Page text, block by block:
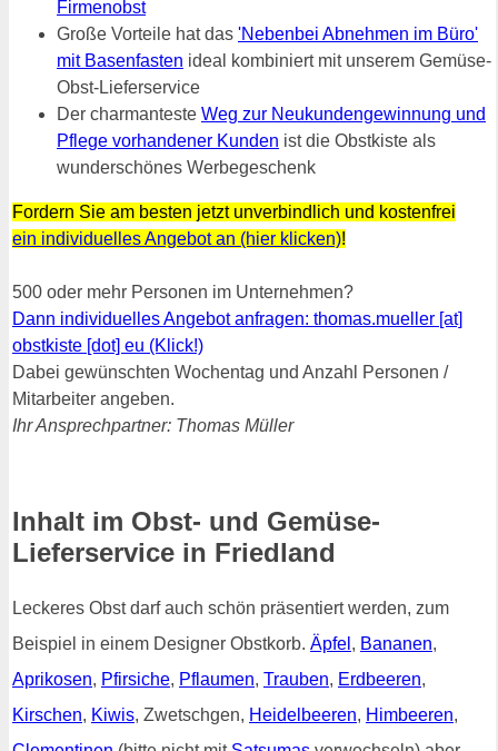
Firmenobst
Große Vorteile hat das 'Nebenbei Abnehmen im Büro'
mit Basenfasten ideal kombiniert mit unserem Gemüse-
Obst-Lieferservice
Der charmanteste Weg zur Neukundengewinnung und
Pflege vorhandener Kunden ist die Obstkiste als
wunderschönes Werbegeschenk
Fordern Sie am besten jetzt unverbindlich und kostenfrei
ein individuelles Angebot an (hier klicken)!
500 oder mehr Personen im Unternehmen?
Dann individuelles Angebot anfragen: thomas.mueller [at]
obstkiste [dot] eu (Klick!)
Dabei gewünschten Wochentag und Anzahl Personen /
Mitarbeiter angeben.
Ihr Ansprechpartner: Thomas Müller
Inhalt im Obst- und Gemüse-
Lieferservice in Friedland
Leckeres Obst darf auch schön präsentiert werden, zum
Beispiel in einem Designer Obstkorb. Äpfel , Bananen,
Aprikosen, Pfirsiche, Pflaumen, Trauben, Erdbeeren,
Kirschen, Kiwis, Zwetschgen, Heidelbeeren, Himbeeren,